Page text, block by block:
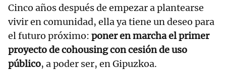
Cinco años después de empezar a plantearse
vivir en comunidad, ella ya tiene un deseo para
el futuro próximo: poner en marcha el primer
proyecto de cohousing con cesión de uso
público, a poder ser, en Gipuzkoa.